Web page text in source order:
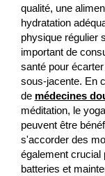
qualité, une
hydratation
physique régulier
important de
santé pour
sous-jacente. En
de médecines
méditation, le
peuvent être
s'accorder des
également crucial
batteries et